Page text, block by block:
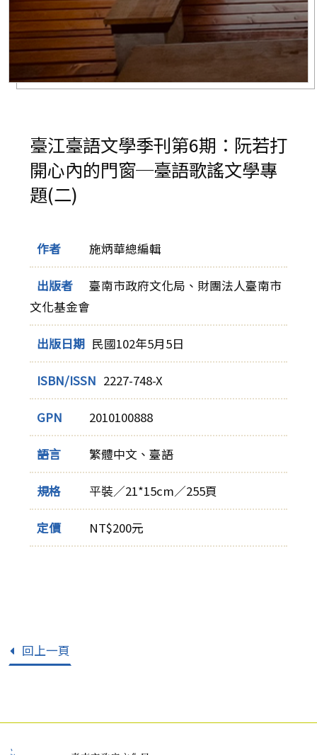
臺江臺語文學季刊第6期：阮若打
開心內的門窗─臺語歌謠文學專
題(二)
作者 施炳華總編輯
出版者
臺南市政府文化局、財團法人臺南市
文化基金會
出版日期 民國102年5月5日
ISBN/ISSN 2227-748-X
GPN 2010100888
語言 繁體中文、臺語
規格 平裝／21*15cm／255頁
定價 NT$200元
回上一頁